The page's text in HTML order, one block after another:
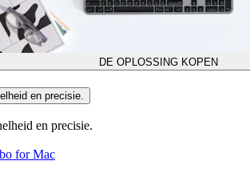
DE OPLOSSING KOPEN
en precisie.
en precisie.
for Mac